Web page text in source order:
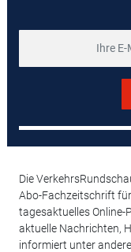
Die
Abo-Fachzeitschrift
tagesaktuelles Online-
aktuelle Nachrichten,
informiert unter